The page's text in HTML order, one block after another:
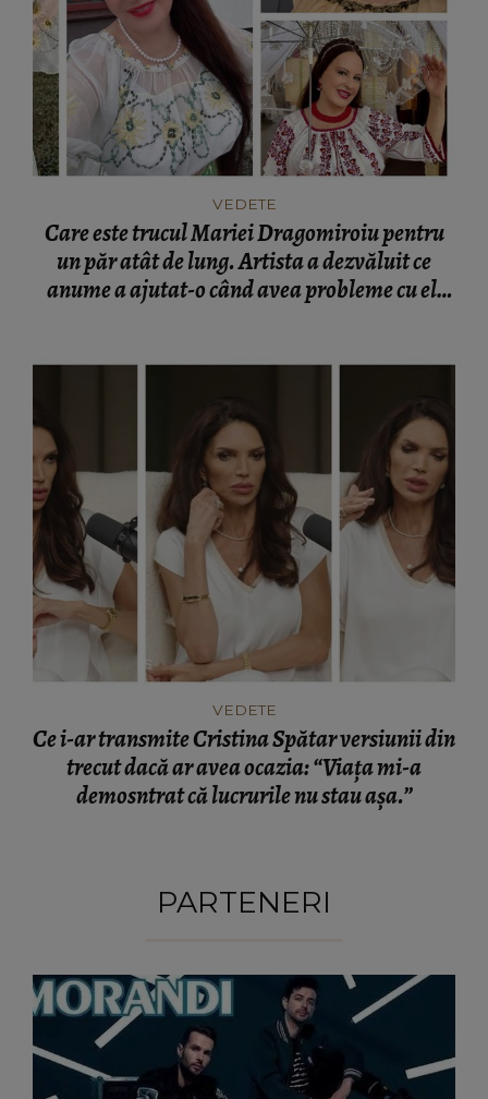
VEDETE
Care este trucul Mariei Dragomiroiu pentru
un păr atât de lung. Artista a dezvăluit ce
anume a ajutat-o când avea probleme cu el:
VEDETE
Ce i-ar transmite Cristina Spătar versiunii din
trecut dacă ar avea ocazia: “Viața mi-a
demosntrat că lucrurile nu stau așa.”
PARTENERI